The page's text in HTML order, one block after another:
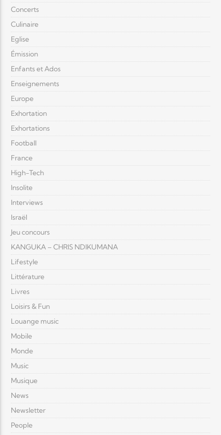
Concerts
Culinaire
Eglise
Émission
Enfants et Ados
Enseignements
Europe
Exhortation
Exhortations
Football
France
High-Tech
Insolite
Interviews
Israël
Jeu concours
KANGUKA – CHRIS NDIKUMANA
Lifestyle
Littérature
Livres
Loisirs & Fun
Louange music
Mobile
Monde
Music
Musique
News
Newsletter
People